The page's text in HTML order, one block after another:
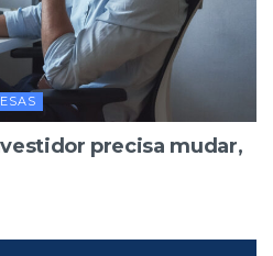
precisa mudar,